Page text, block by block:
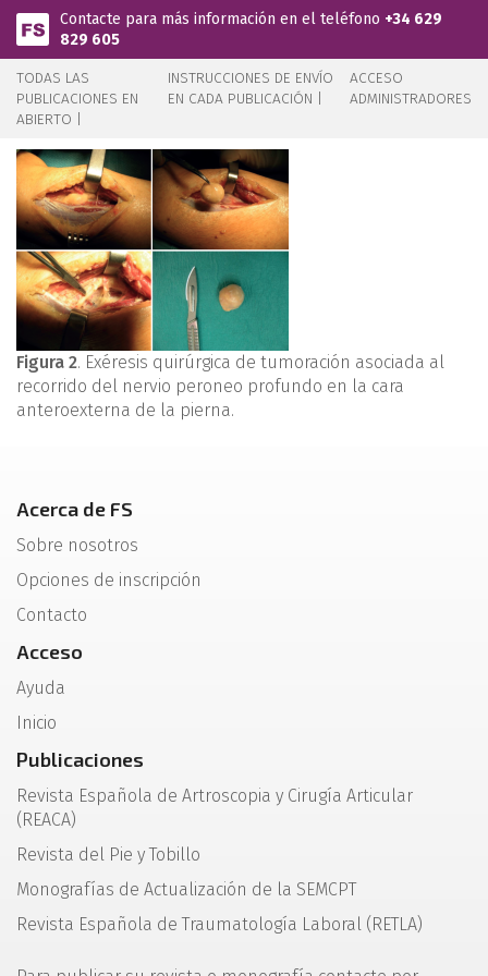
Pasar al contenido principal
Contacte para más información en el teléfono +34 629
829 605
TODAS LAS
PUBLICACIONES EN
ABIERTO |
INSTRUCCIONES DE ENVÍO
EN CADA PUBLICACIÓN |
ACCESO
ADMINISTRADORES
Figura 2. Exéresis quirúrgica de tumoración asociada al
recorrido del nervio peroneo profundo en la cara
anteroexterna de la pierna.
Acerca de FS
Sobre nosotros
Opciones de inscripción
Contacto
Acceso
Ayuda
Inicio
Publicaciones
Revista Española de Artroscopia y Cirugía Articular
(REACA)
Revista del Pie y Tobillo
Monografías de Actualización de la SEMCPT
Revista Española de Traumatología Laboral (RETLA)